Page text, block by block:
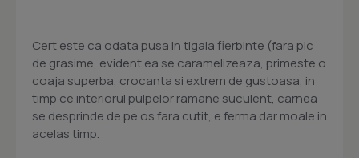
Cert este ca odata pusa in tigaia fierbinte (fara pic
de grasime, evident ea se caramelizeaza, primeste o
coaja superba, crocanta si extrem de gustoasa, in
timp ce interiorul pulpelor ramane suculent, carnea
se desprinde de pe os fara cutit, e ferma dar moale in
acelas timp.